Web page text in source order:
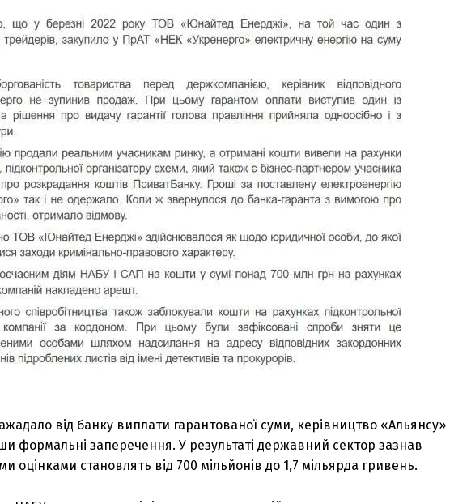
від банку виплати гарантованої суми, керівництво «Альянсу»
формальні заперечення. У результаті державний сектор зазнав
оцінками становлять від 700 мільйонів до 1,7 мільярда гривень.